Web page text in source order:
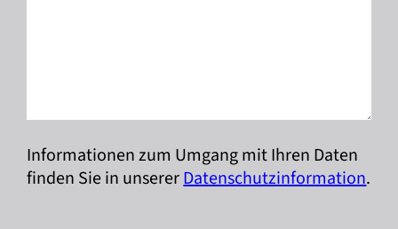
Informationen zum Umgang mit Ihren Daten
finden Sie in unsererDatenschutzinformation.